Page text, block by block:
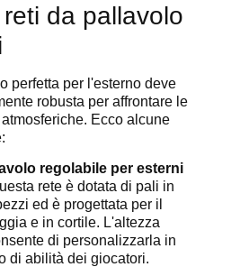
da pallavolo
perfetta per l'esterno deve
robusta per affrontare le
Ecco alcune
regolabile per esterni
rete è dotata di pali in
ed è progettata per il
e in cortile. L'altezza
di personalizzarla in
di abilità dei giocatori.